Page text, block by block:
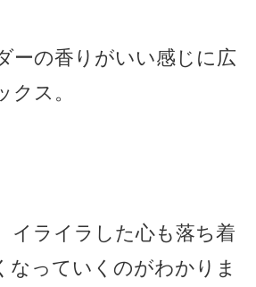
ーの香りがいい感じに広
クス。
イライラした心も落ち着
なっていくのがわかりま